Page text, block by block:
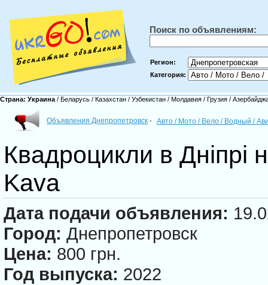
Поиск по объявлениям:
Регион:
Категория:
Страна: Украина / Беларусь / Казахстан / Узбекистан / Молдавия / Грузия /
Объявления Днепропетровск - Авто / Мото / Вело / Водный /
Квадроцикли в Дніпрі
Kava
Дата подачи объявления:
Город: Днепропетровск
Цена: 800 грн.
Год выпуска: 2022